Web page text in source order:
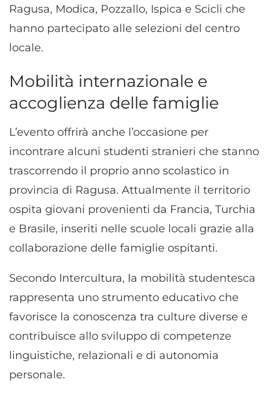
Ragusa, Modica, Pozzallo, Ispica e Scicli che
hanno partecipato alle selezioni del centro
locale.
Mobilità internazionale e
accoglienza delle famiglie
L’evento offrirà anche l’occasione per
incontrare alcuni studenti stranieri che stanno
trascorrendo il proprio anno scolastico in
provincia di Ragusa. Attualmente il territorio
ospita giovani provenienti da Francia, Turchia
e Brasile, inseriti nelle scuole locali grazie alla
collaborazione delle famiglie ospitanti.
Secondo Intercultura, la mobilità studentesca
rappresenta uno strumento educativo che
favorisce la conoscenza tra culture diverse e
contribuisce allo sviluppo di competenze
linguistiche, relazionali e di autonomia
personale.